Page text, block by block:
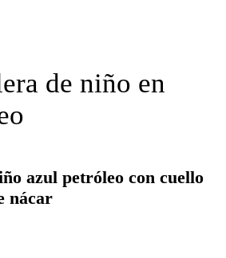
de niño en
azul petróleo con cuello
nácar